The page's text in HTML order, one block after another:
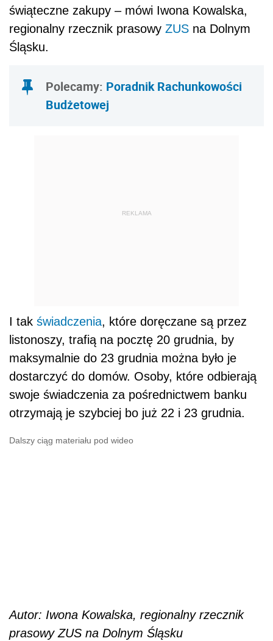
świąteczne zakupy – mówi Iwona Kowalska,
regionalny rzecznik prasowy ZUS na Dolnym
Śląsku.
Polecamy: Poradnik Rachunkowości
Budżetowej
REKLAMA
I tak świadczenia, które doręczane są przez
listonoszy, trafią na pocztę 20 grudnia, by
maksymalnie do 23 grudnia można było je
dostarczyć do domów. Osoby, które odbierają
swoje świadczenia za pośrednictwem banku
otrzymają je szybciej bo już 22 i 23 grudnia.
Dalszy ciąg materiału pod wideo
Autor: Iwona Kowalska, regionalny rzecznik
prasowy ZUS na Dolnym Śląsku